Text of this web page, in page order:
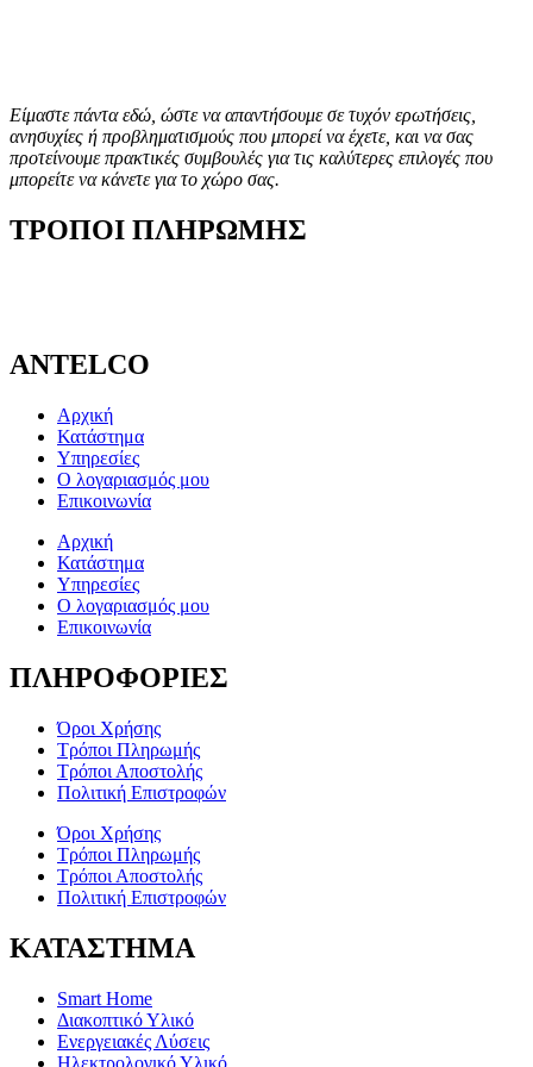
Είμαστε πάντα εδώ, ώστε να απαντήσουμε σε τυχόν ερωτήσεις,
ανησυχίες ή προβληματισμούς που μπορεί να έχετε, και να σας
προτείνουμε πρακτικές συμβουλές για τις καλύτερες επιλογές που
μπορείτε να κάνετε για το χώρο σας.
ΤΡΟΠΟΙ ΠΛΗΡΩΜΗΣ
ANTELCO
Αρχική
Κατάστημα
Υπηρεσίες
Ο λογαριασμός μου
Επικοινωνία
Αρχική
Κατάστημα
Υπηρεσίες
Ο λογαριασμός μου
Επικοινωνία
ΠΛΗΡΟΦΟΡΙΕΣ
Όροι Χρήσης
Τρόποι Πληρωμής
Τρόποι Αποστολής
Πολιτική Επιστροφών
Όροι Χρήσης
Τρόποι Πληρωμής
Τρόποι Αποστολής
Πολιτική Επιστροφών
ΚΑΤΑΣΤΗΜΑ
Smart Home
Διακοπτικό Υλικό
Ενεργειακές Λύσεις
Ηλεκτρολογικό Υλικό